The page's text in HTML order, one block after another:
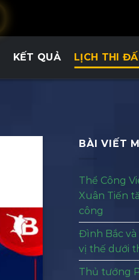
KẾT QUẢ LỊCH THI
BÀI VIẾT
Thể Công
Xuân Tiến
công
Đình Bắc và
vị thế dưới
Thủ tướng